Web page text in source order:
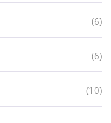
(6)
(6)
(10)